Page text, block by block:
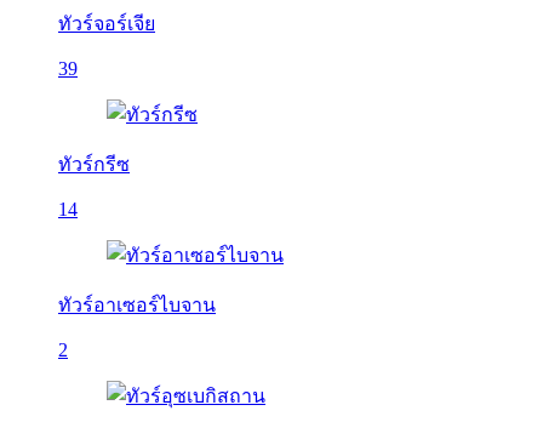
ทัวร์จอร์เจีย
39
ทัวร์กรีซ
14
ทัวร์อาเซอร์ไบจาน
2